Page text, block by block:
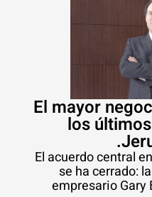
El mayor
los
El acuerdo central
se ha cerrado:
empresario